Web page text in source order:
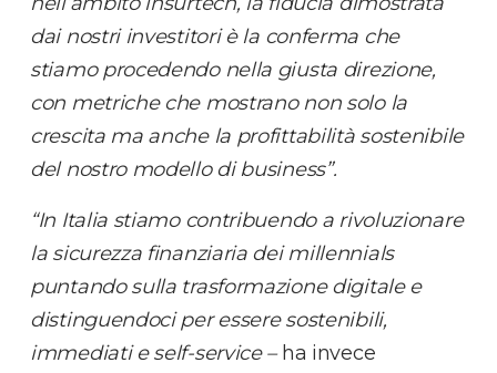
dai nostri investitori è la conferma che
stiamo procedendo nella giusta direzione,
con metriche che mostrano non solo la
crescita ma anche la profittabilità sostenibile
del nostro modello di business”.
“In Italia stiamo contribuendo a rivoluzionare
la sicurezza finanziaria dei millennials
puntando sulla trasformazione digitale e
distinguendoci per essere sostenibili,
immediati e self-service – ha invece